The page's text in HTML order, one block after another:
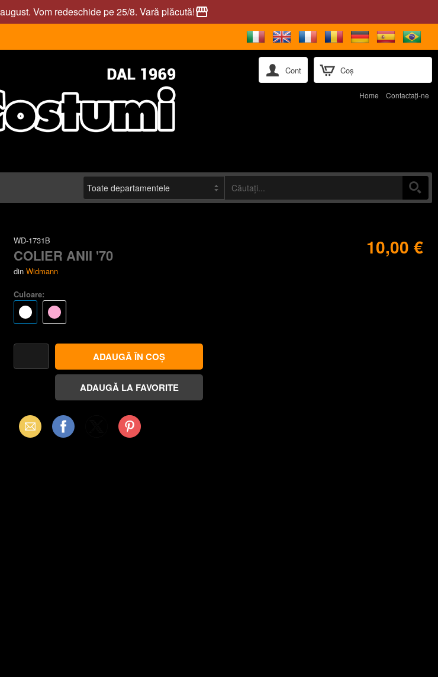
Vom redeschide pe 25/8. Vară plăcută!storefront
Coș
Cont
Home Contactaţi-ne
WD-1731B
COLIER ANII '70
din Widmann
Culoare:
10,00 €
Email Facebook Pinterest